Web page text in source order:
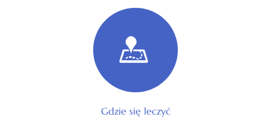
Gdzie się leczyć